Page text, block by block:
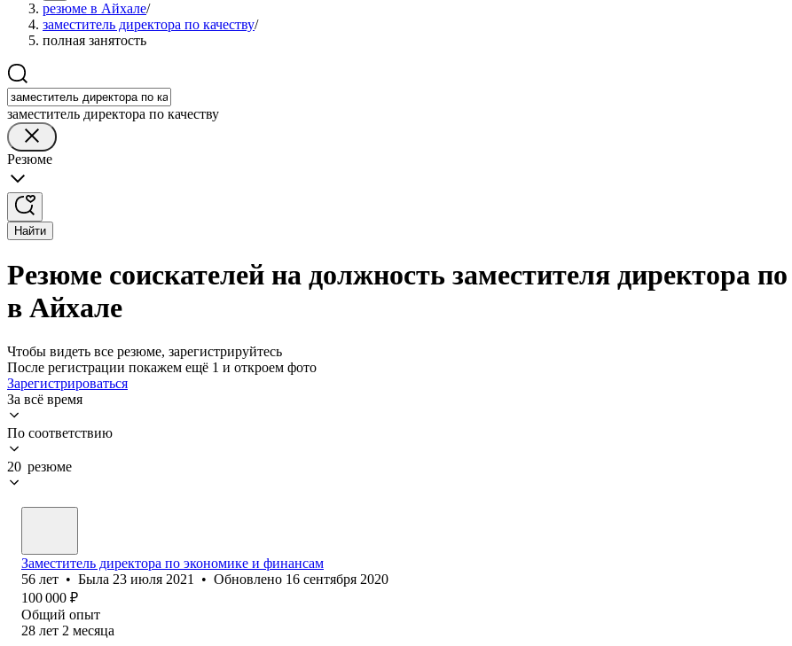
резюме в Айхале/
заместитель директора по качеству/
полная занятость
заместитель директора по качеству
Резюме
Найти
Резюме соискателей на должность заместителя директора
в Айхале
Чтобы видеть все резюме, зарегистрируйтесь
После регистрации покажем ещё 1 и откроем фото
Зарегистрироваться
За всё время
По соответствию
20 резюме
Заместитель директора по экономике и финансам
56 лет • Была 23 июля 2021 • Обновлено 16 сентября 2020
100 000 ₽
Общий опыт
28 лет 2 месяца